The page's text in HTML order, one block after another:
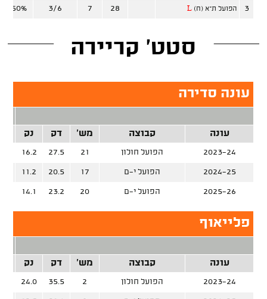
3 הפועל ת"א (ח) L
28
7
3/6
50%
סטט' קריירה
עונה סדירה
עונה
קבוצה מש' דק נק
2023-24 הפועל חולון 21
27.5
16.2
2024-25 הפועל י-ם 17
20.5
11.2
2025-26 הפועל י-ם 20
23.2
14.1
פלייאוף
עונה
קבוצה מש' דק נק
2023-24 הפועל חולון 2
35.5
24.0